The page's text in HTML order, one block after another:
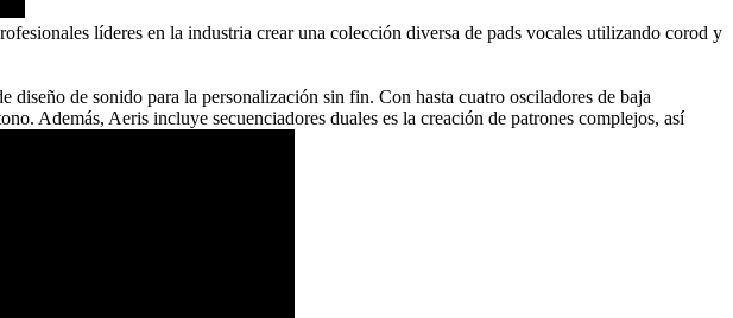
líderes en la industria crear una colección diversa de pads vocales utilizando corod y
diseño de sonido para la personalización sin fin. Con hasta cuatro osciladores de baja
Además, Aeris incluye secuenciadores duales es la creación de patrones complejos, así